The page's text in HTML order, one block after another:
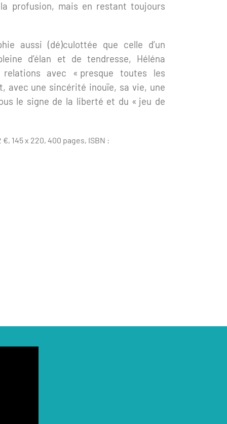
profusion, mais en restant toujours
aussi (dé)culottée que celle d’un
d’élan et de tendresse, Héléna
avec « presque toutes les
avec une sincérité inouïe, sa vie, une
le signe de la liberté et du « jeu de
145 x 220, 400 pages, ISBN :